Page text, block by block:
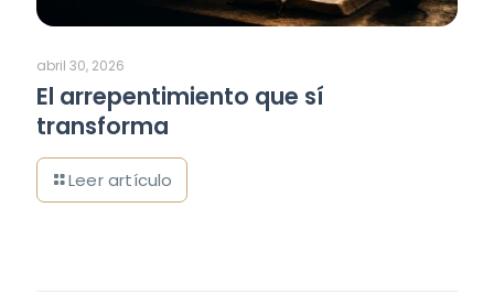
abril 30, 2026
El arrepentimiento que sí
transforma